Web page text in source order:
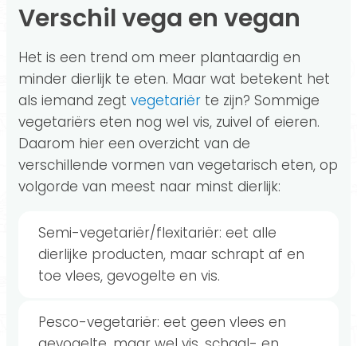
Verschil vega en vegan
Het is een trend om meer plantaardig en
minder dierlijk te eten. Maar wat betekent het
als iemand zegt vegetariër te zijn? Sommige
vegetariërs eten nog wel vis, zuivel of eieren.
Daarom hier een overzicht van de
verschillende vormen van vegetarisch eten, op
volgorde van meest naar minst dierlijk:
Semi-vegetariër/flexitariër: eet alle
dierlijke producten, maar schrapt af en
toe vlees, gevogelte en vis.
Pesco-vegetariër: eet geen vlees en